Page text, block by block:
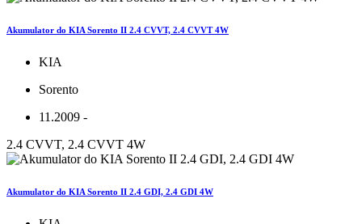
Akumulator do KIA Sorento II 2.4 CVVT, 2.4 CVVT 4W
KIA
Sorento
11.2009 -
2.4 CVVT, 2.4 CVVT 4W
Akumulator do KIA Sorento II 2.4 GDI, 2.4 GDI 4W